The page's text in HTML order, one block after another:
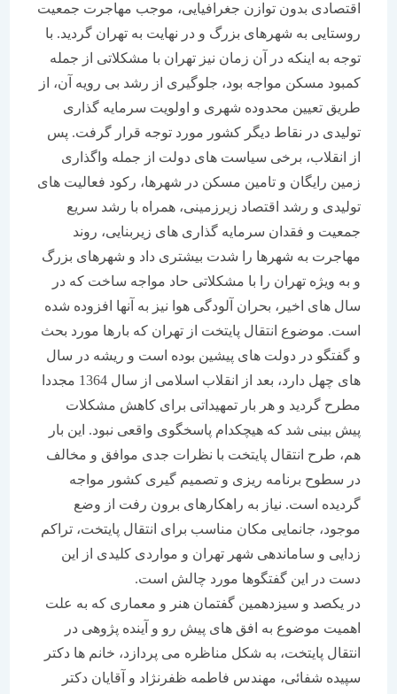
اقتصادی بدون توازن جغرافیایی، موجب مهاجرت جمعیت
روستایی به شهرهای بزرگ و در نهایت به تهران گردید. با
توجه به اینکه در آن زمان نیز تهران با مشکلاتی از جمله
کمبود مسکن مواجه بود، جلوگیری از رشد بی رویه آن، از
طریق تعیین محدوده شهری و اولویت سرمایه گذاری
تولیدی در نقاط دیگر کشور مورد توجه قرار گرفت. پس
از انقلاب، برخی سیاست های دولت از جمله واگذاری
زمین رایگان و تامین مسکن در شهرها، رکود فعالیت های
تولیدی و رشد اقتصاد زیرزمینی، همراه با رشد سریع
جمعیت و فقدان سرمایه گذاری های زیربنایی، روند
مهاجرت به شهرها را شدت بیشتری داد و شهرهای بزرگ
و به ویژه تهران را با مشکلاتی حاد مواجه ساخت که در
سال های اخیر، بحران آلودگی هوا نیز به آنها افزوده شده
است. موضوع انتقال پایتخت از تهران که بارها مورد بحث
و گفتگو در دولت های پیشین بوده است و ریشه در سال
های چهل دارد، بعد از انقلاب اسلامی از سال 1364 مجددا
مطرح گردید و هر بار تمهیداتی برای کاهش مشکلات
پیش بینی شد که هیچکدام پاسخگوی واقعی نبود. این بار
هم، طرح انتقال پایتخت با نظرات جدی موافق و مخالف
در سطوح برنامه ریزی و تصمیم گیری کشور مواجه
گردیده است. نیاز به راهکارهای برون رفت از وضع
موجود، جانمایی مکان مناسب برای انتقال پایتخت، تراکم
زدایی و ساماندهی شهر تهران و مواردی کلیدی از این
دست در این گفتگوها مورد چالش است.
در یکصد و سیزدهمین گفتمان هنر و معماری که به علت
اهمیت موضوع به افق های پیش رو و آینده پژوهی در
انتقال پایتخت، به شکل مناظره می پردازد، خانم ها دکتر
سپیده شفائی، مهندس فاطمه ظفرنژاد و آقایان دکتر